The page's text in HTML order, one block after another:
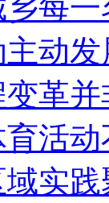
每
动
革
活
实